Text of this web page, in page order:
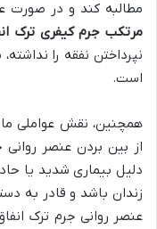
مطالبه کند و در صورت
مرتکب جرم کیفری ترک
نپرداختن نفقه را
است.
همچنین، نقش عواملی
از بین بردن عنصر
دلیل بیماری شدید یا
زندان باشد و قادر به
عنصر روانی جرم ترک